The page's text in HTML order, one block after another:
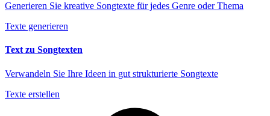
Generieren Sie kreative Songtexte für jedes Genre oder Thema
Texte generieren
Text zu Songtexten
Verwandeln Sie Ihre Ideen in gut strukturierte Songtexte
Texte erstellen